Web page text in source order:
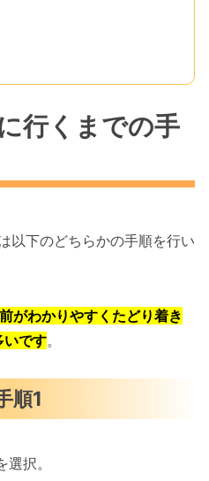
行くまでの手
以下のどちらかの手順を行い
がわかりやすくたどり着き
いです。
順1
択。